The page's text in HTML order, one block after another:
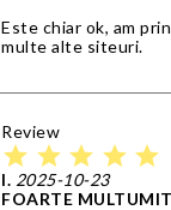
Este chiar ok, am
multe alte siteuri.
Review
star star star star star
I. 2025-10-23
FOARTE